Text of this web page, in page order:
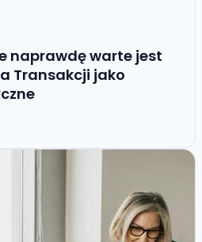
naprawdę warte jest
Transakcji jako